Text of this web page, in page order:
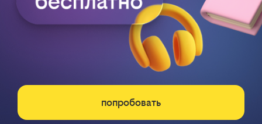
попробовать